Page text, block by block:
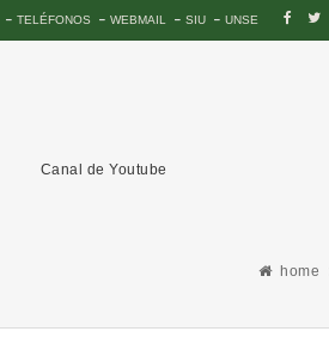
TELÉFONOS WEBMAIL SIU UNSE
Canal de Youtube
home